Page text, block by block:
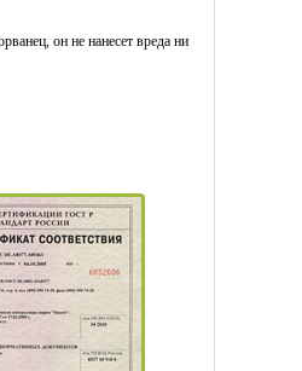
он не нанесет вреда ни